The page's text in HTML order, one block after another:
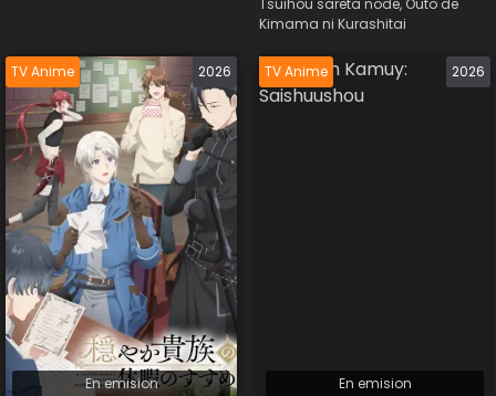
Tsuihou sareta node, Outo de
Kimama ni Kurashitai
TV Anime 2026
En emision
TV Anime 2026
En emision